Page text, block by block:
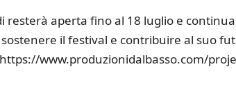
resterà aperta fino al 18 luglio e
il festival e contribuire al suo
www.produzionidalbasso.com/